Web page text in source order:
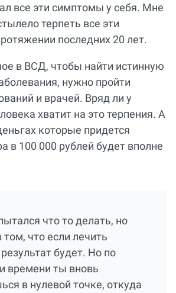
все эти симптомы у себя. Мне
терпеть все эти
последних 20 лет.
в ВСД, чтобы найти истинную
нужно пройти
и врачей. Вряд ли у
хватит на это терпения. А
которые придется
в 100 000 рублей будет вполне
что то делать, но
что если лечить
будет. Но по
времени ты вновь
в нулевой точке, откуда